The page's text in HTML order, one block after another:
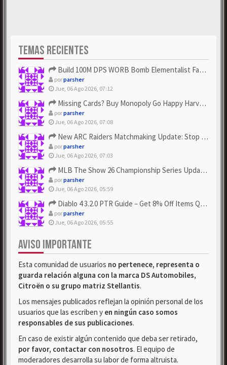
TEMAS RECIENTES
Build 100M DPS WORB Bomb Elementalist Fast - Grab POE Curren...
porparsher
Jue, 06 Ago 2026, 07:12
Missing Cards? Buy Monopoly Go Happy Harvest with Looney Tun...
porparsher
Jue, 06 Ago 2026, 07:08
New ARC Raiders Matchmaking Update: Stop Failed - Grab Bluep...
porparsher
Jue, 06 Ago 2026, 07:03
MLB The Show 26 Championship Series Update! Get Cheap & ...
porparsher
Jue, 06 Ago 2026, 05:59
Diablo 4 3.2.0 PTR Guide – Get 8% Off Items Quickly to Test ...
porparsher
Jue, 06 Ago 2026, 05:55
AVISO IMPORTANTE
Esta comunidad de usuarios no pertenece, representa o
guarda relación alguna con la marca DS Automobiles,
Citroën o su grupo matriz Stellantis.
Los mensajes publicados reflejan la opinión personal de los
usuarios que las escriben y en ningún caso somos
responsables de sus publicaciones.
En caso de existir algún contenido que deba ser retirado,
por favor, contactar con nosotros. El equipo de
moderadores desarrolla su labor de forma altruista.